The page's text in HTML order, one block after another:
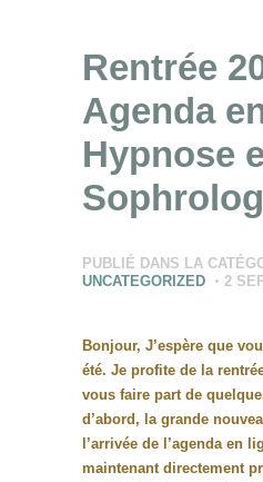
Rentrée
Agenda
Hypnose
PUBLIÉ DANS LA
UNCATEGORIZED
2
Bonjour, J’espère que
été. Je profite de la
vous faire part de
d’abord, la grande
l’arrivée de l’agenda en
maintenant directement